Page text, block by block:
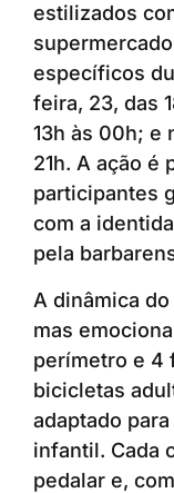
estilizados
específicos
feira, 23, das
13h às 00h; e
21h. A ação é
participantes
com a
pela
A dinâmica
mas
perímetro e 4
bicicletas
adaptado
infantil. Cada
pedalar e,